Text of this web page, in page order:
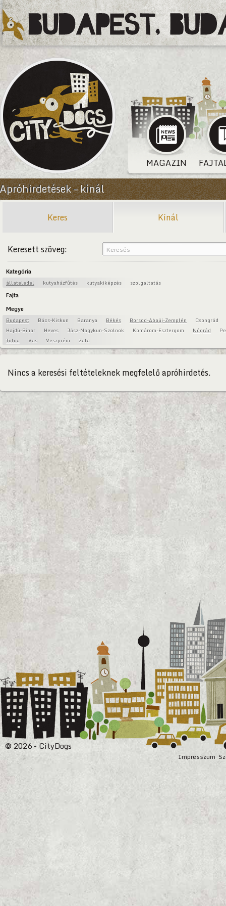
MAGAZIN
Apróhirdetések – kínál
Keres Kínál
Keresett szöveg:
Kategória
állateledel kutyaházfűtés kutyakiképzés szolgaltatás
Fajta
Megye
Budapest Bács-Kiskun Baranya Békés Borsod-Abaúj-Zemplén
Csongrád
Hajdú-Bihar
Heves Jász-Nagykun-Szolnok Komárom-Esztergom Nógrád
Tolna
Vas Veszprém Zala
Nincs a keresési feltételeknek megfelelő apróhirdetés.
Impresszum
© 2026 - CityDogs